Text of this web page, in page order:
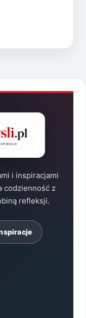
i inspiracjami
codzienność z
refleksji.